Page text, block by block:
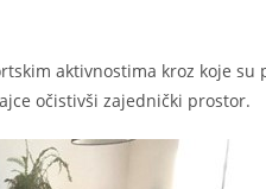
aktivnostima kroz koje
očistivši zajednički prostor.